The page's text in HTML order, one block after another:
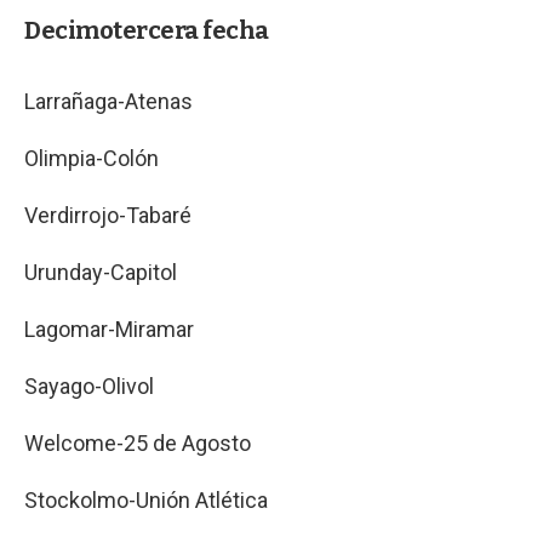
Decimotercera fecha
Larrañaga-Atenas
Olimpia-Colón
Verdirrojo-Tabaré
Urunday-Capitol
Lagomar-Miramar
Sayago-Olivol
Welcome-25 de Agosto
Stockolmo-Unión Atlética